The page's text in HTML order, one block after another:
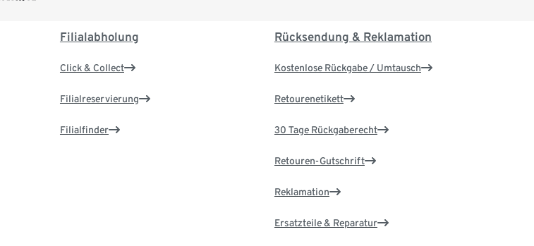
Filialabholung
Click & Collect
Filialreservierung
Filialfinder
Rücksendung & Reklamation
Kostenlose Rückgabe / Umtausch
Retourenetikett
30 Tage Rückgaberecht
Retouren-Gutschrift
Reklamation
Ersatzteile & Reparatur